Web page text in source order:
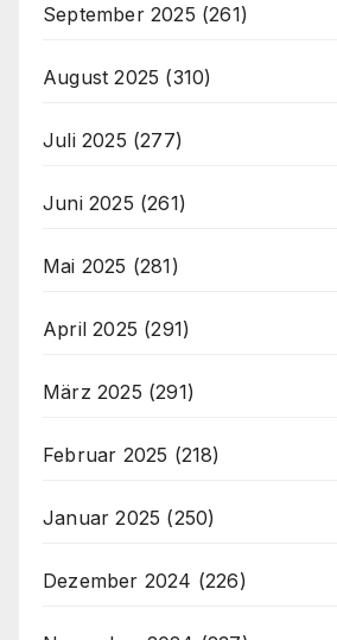
September 2025 (261)
August 2025 (310)
Juli 2025 (277)
Juni 2025 (261)
Mai 2025 (281)
April 2025 (291)
März 2025 (291)
Februar 2025 (218)
Januar 2025 (250)
Dezember 2024 (226)